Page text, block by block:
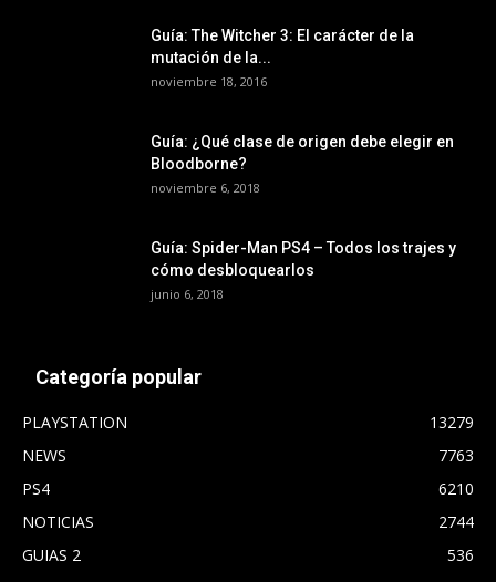
Guía: The Witcher 3: El carácter de la
mutación de la...
noviembre 18, 2016
Guía: ¿Qué clase de origen debe elegir en
Bloodborne?
noviembre 6, 2018
Guía: Spider-Man PS4 – Todos los trajes y
cómo desbloquearlos
junio 6, 2018
Categoría popular
PLAYSTATION
13279
NEWS
7763
PS4
6210
NOTICIAS
2744
GUIAS 2
536